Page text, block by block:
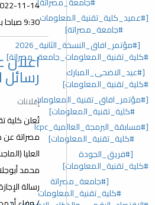
[#عميد_كلية_تقنية_المعلومات
#جامعة_مصراتة]
[#مؤتمر_افاق_النسخة_الثانية_2026
#كلية_تقنية_المعلومات_جامعة_مصراتة]
[#عيد_الاضحى_المبارك
#كلية_تقنية_المعلومات]
[#مؤتمر_افاق_تقنية_المعلومات
#كلية_تقنية_المعلومات]
[#مسابقة_البرمجة_العالمية_lcpc
#كلية_تقنية_المعلومات]
[#فريق_الجودة
#كلية_تقنية_المعلومات]
[#جامعة_مصراتة
#كلية_تقنية_المعلومات
9:30 صباحا بقاعة الشهداء بالكلية.
رسائل
إعلانات
تُعلن كلية
مصراتة عن
العليا
محمد
رسالة